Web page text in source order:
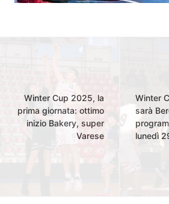
Winter Cup 2025, la
prima giornata: ottimo
inizio Bakery, super
Varese
Winter
sarà
lunedì